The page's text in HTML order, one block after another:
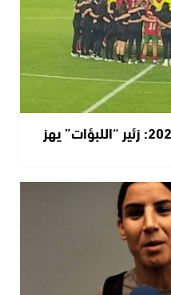
كأس أمم إفريقيا للسيدات 2026: زئير “اللبؤات” يهز